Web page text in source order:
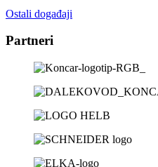
Ostali događaji
Partneri